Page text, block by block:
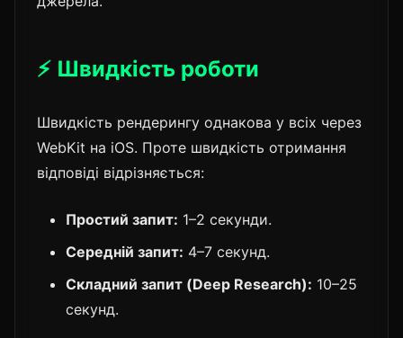
⚡ Швидкість роботи
Швидкість рендерингу однакова у всіх через
WebKit на iOS. Проте швидкість отримання
відповіді відрізняється:
Простий запит: 1–2 секунди.
Середній запит: 4–7 секунд.
Складний запит (Deep Research): 10–25
секунд.